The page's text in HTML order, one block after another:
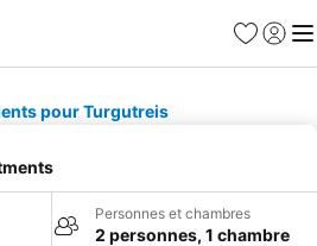
Favoris
Se
pour Turgutreis
Personnes et chambres
2 personnes, 1 chambre